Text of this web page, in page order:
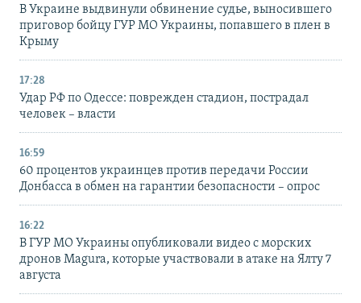
В Украине выдвинули обвинение судье, выносившего
приговор бойцу ГУР МО Украины, попавшего в плен в
Крыму
17:28
Удар РФ по Одессе: поврежден стадион, пострадал
человек – власти
16:59
60 процентов украинцев против передачи России
Донбасса в обмен на гарантии безопасности – опрос
16:22
В ГУР МО Украины опубликовали видео с морских
дронов Magura, которые участвовали в атаке на Ялту 7
августа